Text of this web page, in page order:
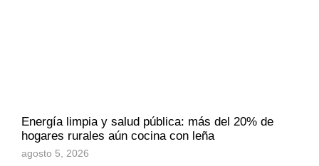
Energía limpia y salud pública: más del 20% de
hogares rurales aún cocina con leña
agosto 5, 2026